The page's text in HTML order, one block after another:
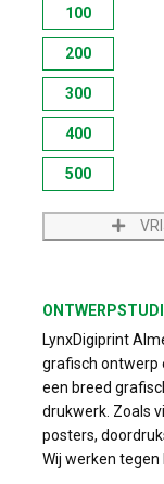
100
200
300
400
500
LynxDigiprint
grafisch ontwerp
een breed
drukwerk. Zoals
posters,
Wij werken tegen